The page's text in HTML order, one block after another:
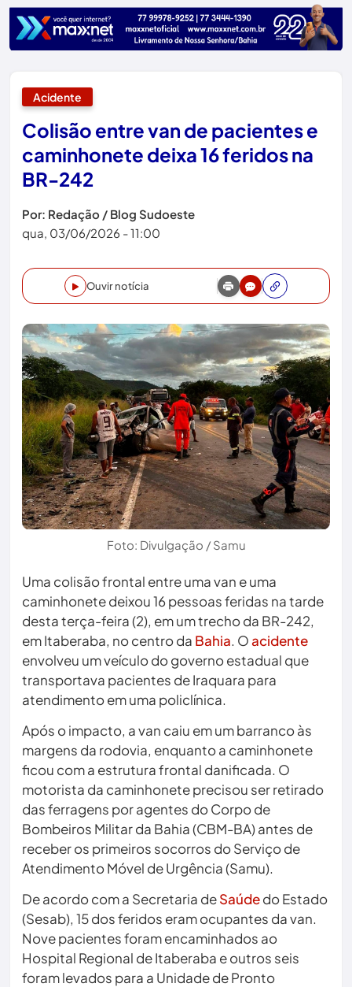
Acidente
Colisão entre van de pacientes e
caminhonete deixa 16 feridos na
BR-242
Por: Redação / Blog Sudoeste
qua, 03/06/2026 - 11:00
Ouvir notícia
Foto: Divulgação / Samu
Uma colisão frontal entre uma van e uma
caminhonete deixou 16 pessoas feridas na tarde
desta terça-feira (2), em um trecho da BR-242,
em Itaberaba, no centro da Bahia. Oacidente
envolveu um veículo do governo estadual que
transportava pacientes de Iraquara para
atendimento em uma policlínica.
Após o impacto, a van caiu em um barranco às
margens da rodovia, enquanto a caminhonete
ficou com a estrutura frontal danificada. O
motorista da caminhonete precisou ser retirado
das ferragens por agentes do Corpo de
Bombeiros Militar da Bahia (CBM-BA) antes de
receber os primeiros socorros do Serviço de
Atendimento Móvel de Urgência (Samu).
De acordo com a Secretaria deSaúdedo Estado
(Sesab), 15 dos feridos eram ocupantes da van.
Nove pacientes foram encaminhados ao
Hospital Regional de Itaberaba e outros seis
foram levados para a Unidade de Pronto